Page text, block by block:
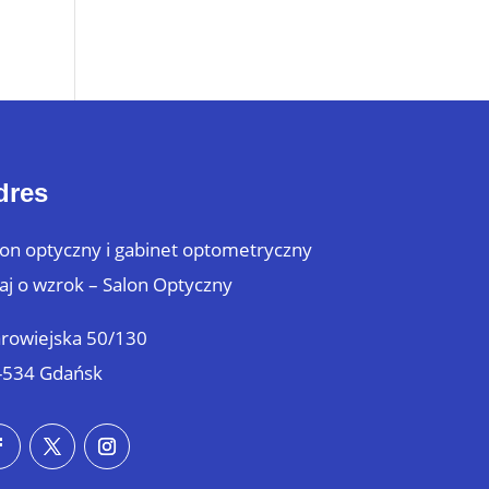
optyczny i gabinet optometryczny
o wzrok – Salon Optyczny
50/130
Gdańsk